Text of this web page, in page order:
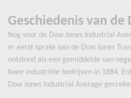
Geschiedenis van de
Nog voor de Dow Jones Industrial
er eerst sprake van de Dow Jones
ontstond als een gemiddelde van
twee industriële bedrijven in 1884.
Dow Jones Industrial Average